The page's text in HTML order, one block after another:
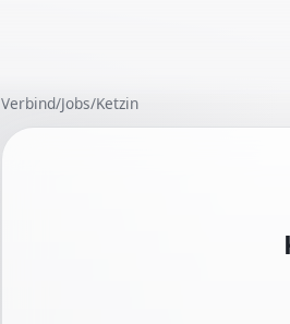
Verbind/Jobs/Ketzin